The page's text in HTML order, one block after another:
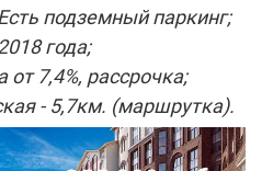
подземный паркинг;
года;
7,4%, рассрочка;
- 5,7км. (маршрутка).